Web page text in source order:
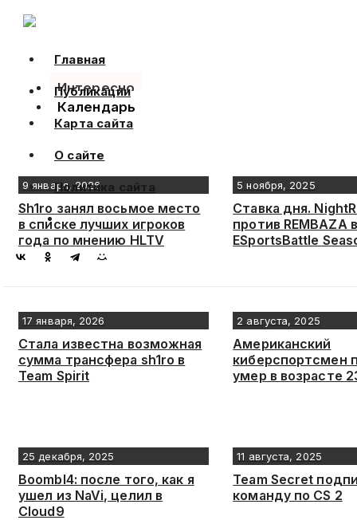
Skip
Главная
Публикации
Карта сайта
О сайте
Политика сайта
Интересно
Календарь
9 января, 2026
Sh1ro занял восьмое место
в списке лучших игроков
года по мнению HLTV
5 ноября, 2025
Ставка дня.
против REMBAZA
ESportsBattle
17 января, 2026
Стала известна возможная
сумма трансфера sh1ro в
Team Spirit
2 августа, 2025
Американский
киберспортсмен
умер в возрасте
25 декабря, 2025
Boombl4: после того, как я
ушел из NaVi, целил в
Cloud9
11 августа, 2025
Team Secret
команду по CS 2